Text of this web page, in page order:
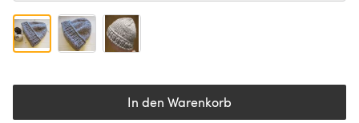
In den Warenkorb